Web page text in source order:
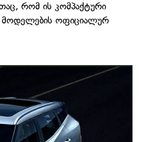
რომ ის კომპაქტური
მოდელების ოფიციალურ